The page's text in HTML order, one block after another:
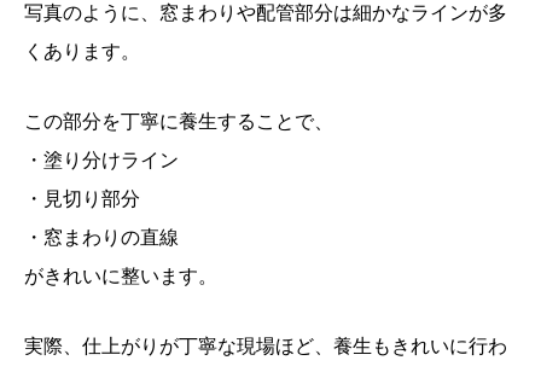
写真のように、窓まわりや配管部分は細かなラインが多
くあります。
この部分を丁寧に養生することで、
・塗り分けライン
・見切り部分
・窓まわりの直線
がきれいに整います。
実際、仕上がりが丁寧な現場ほど、養生もきれいに行わ